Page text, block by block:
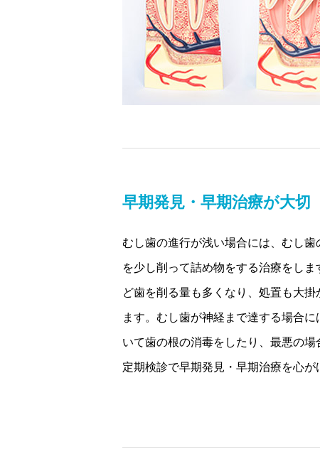
早期発見・早期治療が大切
むし歯の進行が浅い場合には、むし
を少し削って詰め物をする治療をし
ど歯を削る量も多くなり、処置も大
ます。むし歯が神経まで達する場合
いて歯の根の消毒をしたり、最悪の場
定期検診で早期発見・早期治療を心が